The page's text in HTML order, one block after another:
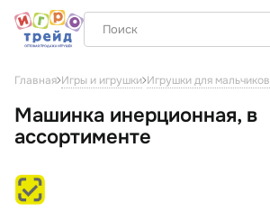
Главная Игры и игрушки Игрушки для мальчиков
Машинка инерционная, в
ассортименте